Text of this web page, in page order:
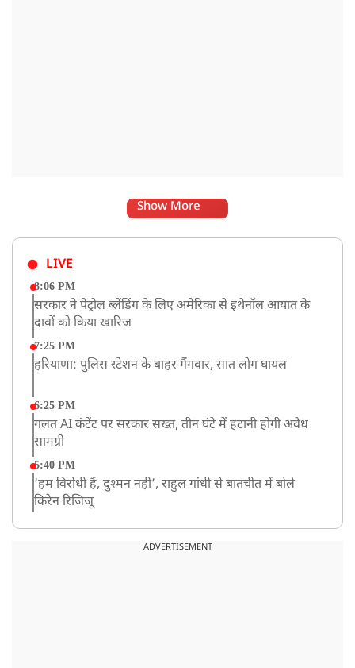
Show More
LIVE
8:06 PM
सरकार ने पेट्रोल ब्लेंडिंग के लिए अमेरिका से इथेनॉल आयात के
दावों को किया खारिज
7:25 PM
हरियाणा: पुलिस स्टेशन के बाहर गैंगवार, सात लोग घायल
6:25 PM
गलत AI कंटेंट पर सरकार सख्त, तीन घंटे में हटानी होगी अवैध
सामग्री
5:40 PM
‘हम विरोधी हैं, दुश्मन नहीं’, राहुल गांधी से बातचीत में बोले
किरेन रिजिजू
झारखंड के छात्रों को CJP का समर्थन, रांची पहुंच रहा CJP का
ADVERTISEMENT